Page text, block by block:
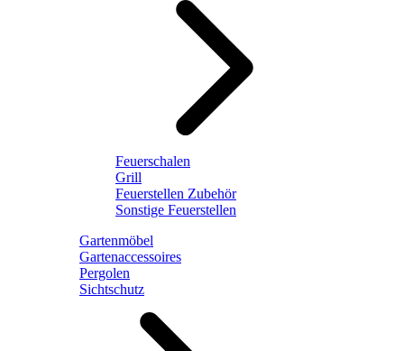
Feuerschalen
Grill
Feuerstellen Zubehör
Sonstige Feuerstellen
Gartenmöbel
Gartenaccessoires
Pergolen
Sichtschutz